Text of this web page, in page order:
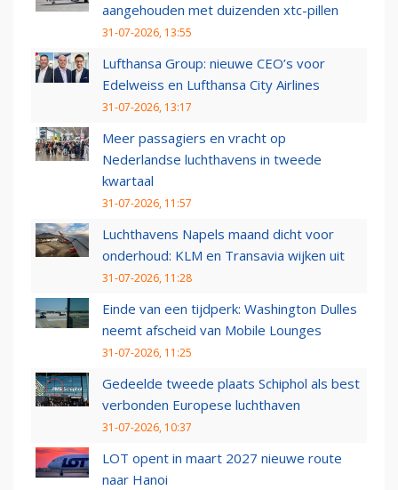
aangehouden met duizenden xtc-pillen
31-07-2026, 13:55
Lufthansa Group: nieuwe CEO’s voor
Edelweiss en Lufthansa City Airlines
31-07-2026, 13:17
Meer passagiers en vracht op
Nederlandse luchthavens in tweede
kwartaal
31-07-2026, 11:57
Luchthavens Napels maand dicht voor
onderhoud: KLM en Transavia wijken uit
31-07-2026, 11:28
Einde van een tijdperk: Washington Dulles
neemt afscheid van Mobile Lounges
31-07-2026, 11:25
Gedeelde tweede plaats Schiphol als best
verbonden Europese luchthaven
31-07-2026, 10:37
LOT opent in maart 2027 nieuwe route
naar Hanoi